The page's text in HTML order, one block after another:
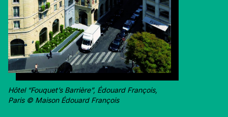
Hôtel “Fouquet’s Barrière”, Édouard François,
Paris © Maison Édouard François